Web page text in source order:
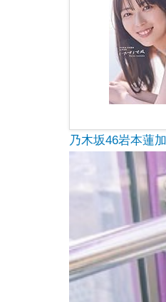
乃木坂46岩本蓮